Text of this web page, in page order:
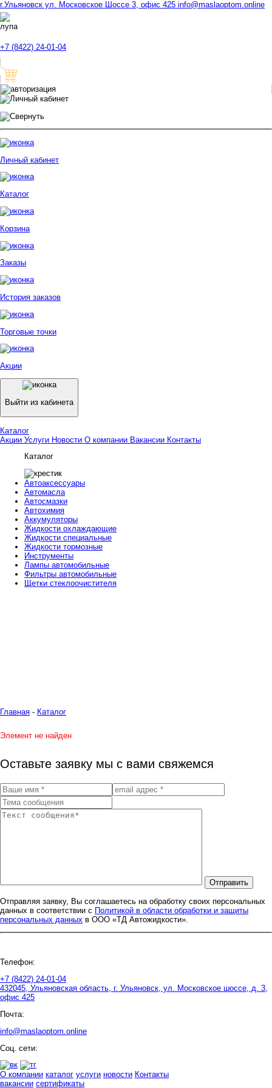
г.Ульяновск ул. Московское Шоссе 3, офис 425 info@maslaoptom.online
+7 (8422) 24-01-04
Личный кабинет
Каталог
Корзина
Заказы
История заказов
Торговые точки
Акции
Выйти из кабинета
Каталог
Акции Услуги Новости О компании Вакансии Контакты
Каталог
Автоаксессуары
Автомасла
Автосмазки
Автохимия
Аккумуляторы
Жидкости охлаждающие
Жидкости специальные
Жидкости тормозные
Инструменты
Лампы автомобильные
Фильтры автомобильные
Щетки стеклоочистителя
Главная - Каталог
Элемент не найден
Оставьте заявку мы с вами свяжемся
Отправить
Отправляя заявку, Вы соглашаетесь на обработку своих персональных
данных в соответствии с Политикой в области обработки и защиты
персональных данных в ООО «ТД Автожидкости».
Телефон:
+7 (8422) 24-01-04
432045, Ульяновская область, г. Ульяновск, ул. Московское шоссе, д. 3,
офис 425
Почта:
info@maslaoptom.online
Соц. сети:
О компании каталог услуги новости Контакты
вакансии сертификаты